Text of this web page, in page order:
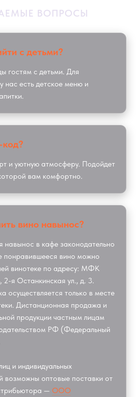
ВОПРОСЫ
с детьми?
гостям с детьми. Для
нас есть детское меню и
код?
и уютную атмосферу. Подойдет
вам комфортно.
вино навынос?
навынос в кафе законодательно
понравившееся вино можно
винотеке по адресу: МФК
я Останкинская ул., д. 3.
осуществляется только в месте
Дистанционная продажа и
продукции частным лицам
РФ (Федеральный
и индивидуальных
возможны оптовые поставки от
— ООО